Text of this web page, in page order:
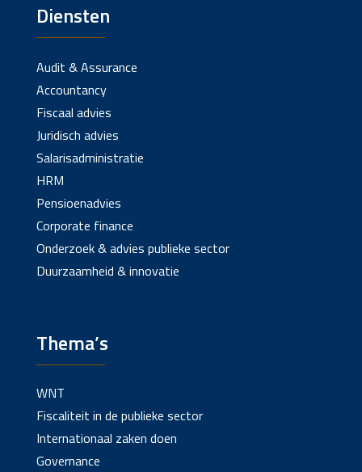
Diensten
Audit & Assurance
Accountancy
Fiscaal advies
Juridisch advies
Salarisadministratie
HRM
Pensioenadvies
Corporate finance
Onderzoek & advies publieke sector
Duurzaamheid & innovatie
Thema’s
WNT
Fiscaliteit in de publieke sector
Internationaal zaken doen
Governance